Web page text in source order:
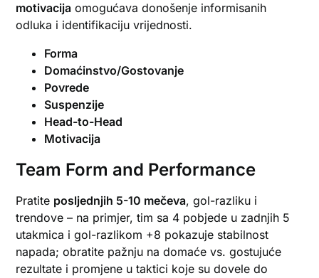
motivacija omogućava donošenje informisanih
odluka i identifikaciju vrijednosti.
Forma
Domaćinstvo/Gostovanje
Povrede
Suspenzije
Head-to-Head
Motivacija
Team Form and Performance
Pratite posljednjih 5-10 mečeva, gol-razliku i
trendove – na primjer, tim sa 4 pobjede u zadnjih 5
utakmica i gol-razlikom +8 pokazuje stabilnost
napada; obratite pažnju na domaće vs. gostujuće
rezultate i promjene u taktici koje su dovele do